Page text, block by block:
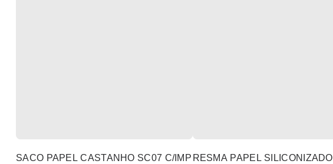
SACO PAPEL CASTANHO SC07 C/IMP RESMA PAPEL SILICONIZADO